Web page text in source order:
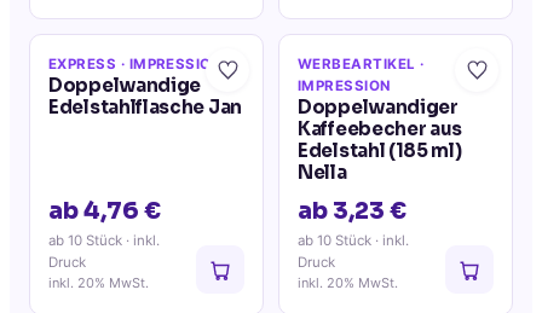
EXPRESS · IMPRESSION
Doppelwandige
Edelstahlflasche Jan
ab 4,76 €
ab 10 Stück · inkl.
Druck
inkl. 20% MwSt.
WERBEARTIKEL ·
IMPRESSION
Doppelwandiger
Kaffeebecher aus
Edelstahl (185 ml)
Nella
ab 3,23 €
ab 10 Stück · inkl.
Druck
inkl. 20% MwSt.